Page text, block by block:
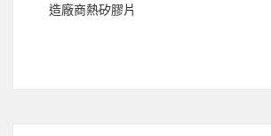
造廠商熱矽膠片